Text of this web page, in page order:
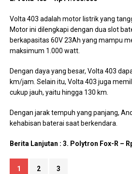
Volta 403 adalah motor listrik yang
Motor ini dilengkapi dengan dua slot
berkapasitas 60V 23Ah yang mampu
maksimum 1.000 watt.
Dengan daya yang besar, Volta 403
km/jam. Selain itu, Volta 403 juga
cukup jauh, yaitu hingga 130 km.
Dengan jarak tempuh yang panjang,
kehabisan baterai saat berkendara.
Berita Lanjutan : 3. Polytron Fox-R –
1 2 3